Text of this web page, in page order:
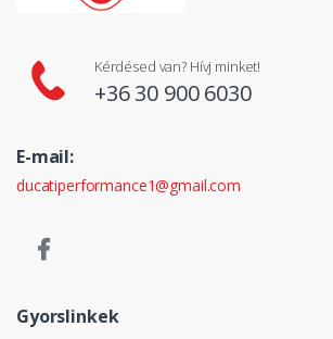
Kérdésed van? Hívj minket!
+36 30 900 6030
E-mail:
ducatiperformance1@gmail.com
Gyorslinkek